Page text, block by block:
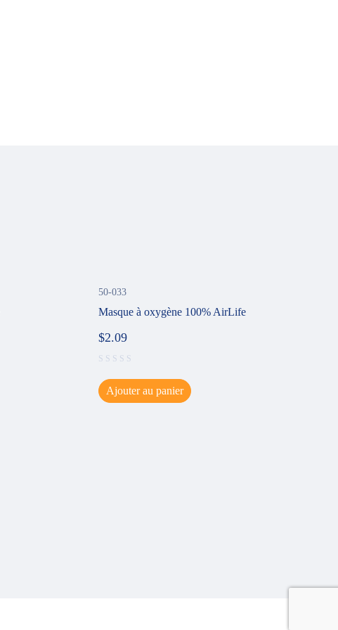
50-033
Masque à oxygène 100% AirLife
$2.09
Ajouter au panier